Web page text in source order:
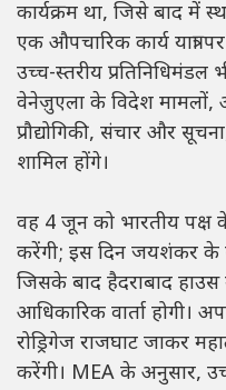
कार्यक्रम था, जिसे बाद में
एक औपचारिक कार्य
उच्च-स्तरीय प्रतिनिधिमंडल
वेनेज़ुएला के विदेश मामलों,
प्रौद्योगिकी, संचार और
शामिल होंगे।
वह 4 जून को भारतीय
करेंगी; इस दिन जयशंकर के
जिसके बाद हैदराबाद हाउस
आधिकारिक वार्ता होगी।
रोड्रिगेज राजघाट जाकर
करेंगी। MEA के अनुसार,